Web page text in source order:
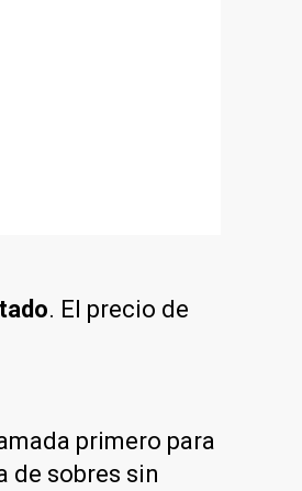
. El precio de
primero para
de sobres sin